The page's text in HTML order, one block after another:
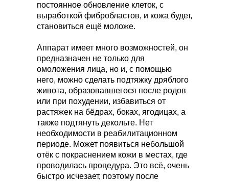
постоянное обновление клеток, с
выработкой фибробластов, и кожа будет,
становиться ещё моложе.
Аппарат имеет много возможностей, он
предназначен не только для
омоложения лица, но и, с помощью
него, можно сделать подтяжку дряблого
живота, образовавшегося после родов
или при похудении, избавиться от
растяжек на бёдрах, боках, ягодицах, а
также подтянуть декольте. Нет
необходимости в реабилитационном
периоде. Может появиться небольшой
отёк с покраснением кожи в местах, где
проводилась процедура. Это всё, очень
быстро исчезает, поэтому после